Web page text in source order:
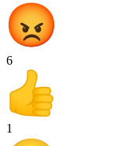
6
1